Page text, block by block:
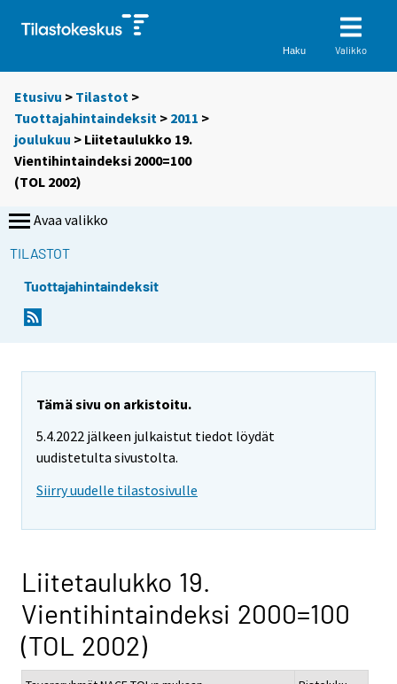
Haku Valikko
Etusivu > Tilastot >
Tuottajahintaindeksit > 2011 >
joulukuu > Liitetaulukko 19.
Vientihintaindeksi 2000=100
(TOL 2002)
Avaa valikko
TILASTOT
Tuottajahintaindeksit
Tämä sivu on arkistoitu.
5.4.2022 jälkeen julkaistut tiedot löydät
uudistetulta sivustolta.
Siirry uudelle tilastosivulle
Liitetaulukko 19.
Vientihintaindeksi 2000=100
(TOL 2002)